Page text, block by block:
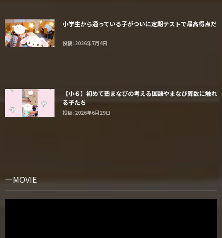
小学生から通っている子がついに定期テストで最高得点だ
投稿: 2026年7月4日
【小６】初めて塾まなびの考える国語やまなび算数に触れ
る子たち
投稿: 2026年6月29日
MOVIE